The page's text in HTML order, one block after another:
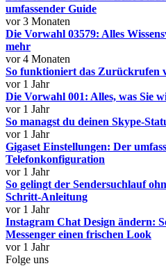
umfassender Guide
vor 3 Monaten
Die Vorwahl 03579: Alles
mehr
vor 4 Monaten
So funktioniert das Zurückrufen
vor 1 Jahr
Die Vorwahl 001: Alles, was Sie
vor 1 Jahr
So managst du deinen Skype-
vor 1 Jahr
Gigaset Einstellungen: Der
Telefonkonfiguration
vor 1 Jahr
So gelingt der Sendersuchlauf
Schritt-Anleitung
vor 1 Jahr
Instagram Chat Design ändern:
Messenger einen frischen Look
vor 1 Jahr
Folge uns